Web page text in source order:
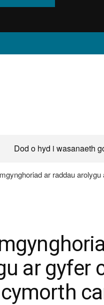
Dod o hyd i wasanaeth
ar raddau
ar gyfer